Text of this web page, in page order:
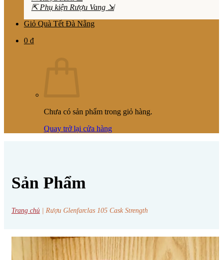
⇱ Phụ kiện Rượu Vang ⇲
Giỏ Quà Tết Đà Nẵng
0 ₫
Chưa có sản phẩm trong giỏ hàng.
Quay trở lại cửa hàng
Sản Phẩm
Trang chủ Rượu Glenfarclas 105 Cask Strength